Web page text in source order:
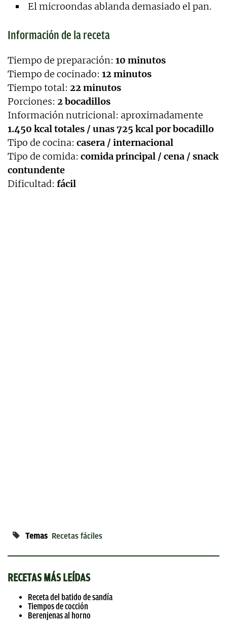
El microondas ablanda demasiado el pan.
Información de la receta
Tiempo de preparación: 10 minutos
Tiempo de cocinado: 12 minutos
Tiempo total: 22 minutos
Porciones: 2 bocadillos
Información nutricional: aproximadamente
1.450 kcal totales / unas 725 kcal por bocadillo
Tipo de cocina: casera / internacional
Tipo de comida: comida principal / cena / snack
contundente
Dificultad: fácil
Temas Recetas fáciles
RECETAS MÁS LEÍDAS
Receta del batido de sandía
Tiempos de cocción
Berenjenas al horno